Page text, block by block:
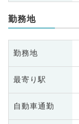
勤務地
勤務地
最寄り駅
自動車通勤